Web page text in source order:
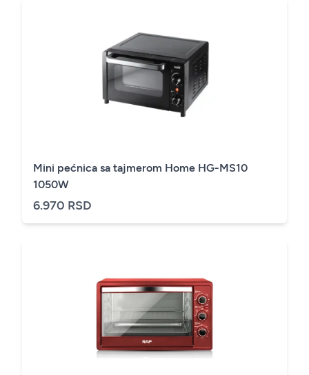
Mini pećnica sa tajmerom Home HG-MS10
1050W
6.970 RSD